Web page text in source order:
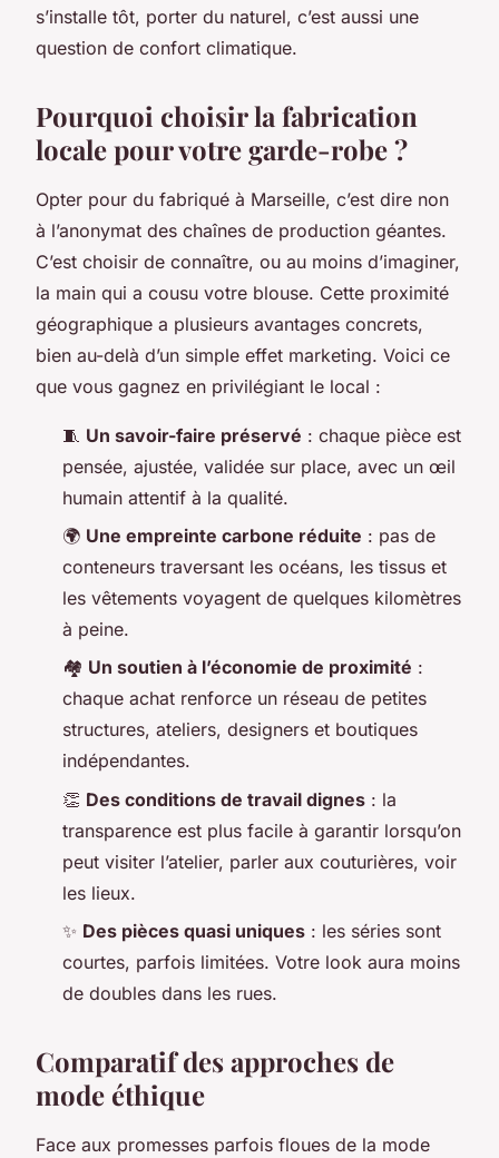
s’installe tôt, porter du naturel, c’est aussi une
question de confort climatique.
Pourquoi choisir la fabrication
locale pour votre garde-robe ?
Opter pour du fabriqué à Marseille, c’est dire non
à l’anonymat des chaînes de production géantes.
C’est choisir de connaître, ou au moins d’imaginer,
la main qui a cousu votre blouse. Cette proximité
géographique a plusieurs avantages concrets,
bien au-delà d’un simple effet marketing. Voici ce
que vous gagnez en privilégiant le local :
🧵 Un savoir-faire préservé : chaque pièce est
pensée, ajustée, validée sur place, avec un œil
humain attentif à la qualité.
🌍 Une empreinte carbone réduite : pas de
conteneurs traversant les océans, les tissus et
les vêtements voyagent de quelques kilomètres
à peine.
🏘️ Un soutien à l’économie de proximité :
chaque achat renforce un réseau de petites
structures, ateliers, designers et boutiques
indépendantes.
👏 Des conditions de travail dignes : la
transparence est plus facile à garantir lorsqu’on
peut visiter l’atelier, parler aux couturières, voir
les lieux.
✨ Des pièces quasi uniques : les séries sont
courtes, parfois limitées. Votre look aura moins
de doubles dans les rues.
Comparatif des approches de
mode éthique
Face aux promesses parfois floues de la mode